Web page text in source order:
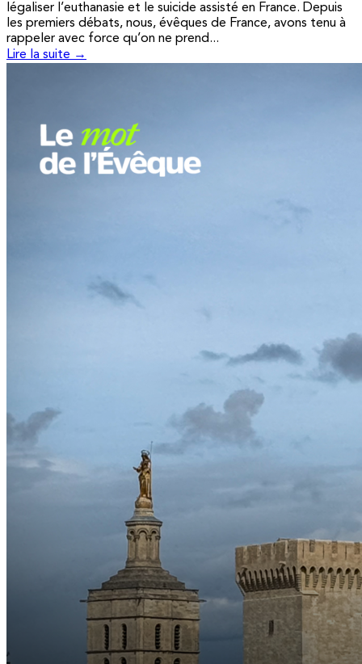
légaliser l’euthanasie et le suicide assisté en France. Depuis
les premiers débats, nous, évêques de France, avons tenu à
rappeler avec force qu’on ne prend...
Lire la suite →